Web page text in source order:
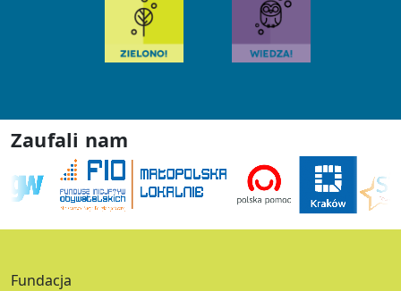
Zaufali nam
Fundacja